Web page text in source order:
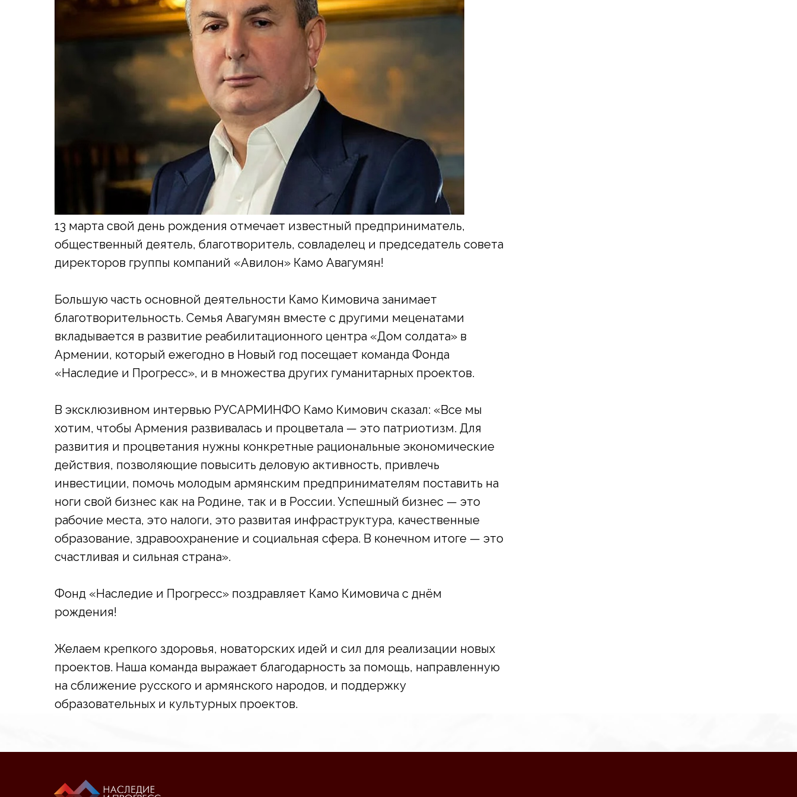
13 марта свой день рождения отмечает известный предприниматель,
общественный деятель, благотворитель, совладелец и председатель совета
директоров группы компаний «Авилон» Камо Авагумян!
Большую часть основной деятельности Камо Кимовича занимает
благотворительность. Семья Авагумян вместе с другими меценатами
вкладывается в развитие реабилитационного центра «Дом солдата» в
Армении, который ежегодно в Новый год посещает команда Фонда
«Наследие и Прогресс», и в множества других гуманитарных проектов.
В эксклюзивном интервью РУСАРМИНФО Камо Кимович сказал: «Все мы
хотим, чтобы Армения развивалась и процветала — это патриотизм. Для
развития и процветания нужны конкретные рациональные экономические
действия, позволяющие повысить деловую активность, привлечь
инвестиции, помочь молодым армянским предпринимателям поставить на
ноги свой бизнес как на Родине, так и в России. Успешный бизнес — это
рабочие места, это налоги, это развитая инфраструктура, качественные
образование, здравоохранение и социальная сфера. В конечном итоге — это
счастливая и сильная страна».
Фонд «Наследие и Прогресс» поздравляет Камо Кимовича с днём
рождения!
Желаем крепкого здоровья, новаторских идей и сил для реализации новых
проектов. Наша команда выражает благодарность за помощь, направленную
на сближение русского и армянского народов, и поддержку
образовательных и культурных проектов.